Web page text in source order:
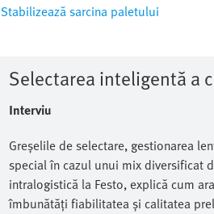
Stabilizează sarcina paletului
Selectarea inteligentă a
Interviu
Greșelile de selectare, gestionarea
special în cazul unui mix diversificat
intralogistică la Festo, explică cum
îmbunătăți fiabilitatea și calitatea